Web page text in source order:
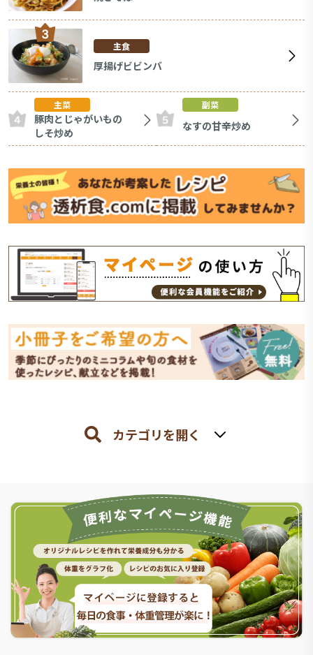
主食
厚揚げビビンバ
主菜
豚肉とじゃがいもの
しそ炒め
副菜
なすの甘辛炒め
カテゴリを開く